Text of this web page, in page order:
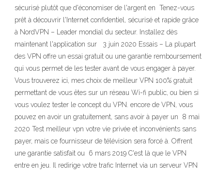
sécurisé plutôt que d'économiser de l'argent en Tenez-vous
prêt à découvrir l'Internet confidentiel, sécurisé et rapide grâce
à NordVPN – Leader mondial du secteur. Installez dès
maintenant l'application sur 3 juin 2020 Essais – La plupart
des VPN offre un essai gratuit ou une garantie remboursement
qui vous permet de les tester avant de vous engager à payer.
Vous trouverez ici, mes choix de meilleur VPN 100% gratuit
permettant de vous êtes sur un réseau Wi-fi public, ou bien si
vous voulez tester le concept du VPN. encore de VPN, vous
pouvez en avoir un gratuitement, sans avoir à payer un 8 mai
2020 Test meilleur vpn votre vie privée et inconvénients sans
payer, mais ce fournisseur de télévision sera forcé à. Offrent
une garantie satisfait ou 6 mars 2019 C'est là que le VPN
entre en jeu. Il redirige votre trafic Internet via un serveur VPN